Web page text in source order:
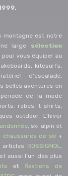
montagne est notre
large sélection
pour vous équiper au
kitesurfs,
d'escalade,
belles aventures en
de la mode
robes, t-shirts,
outdoor. L'hiver
, ski alpin et
chaussures de ski+
articles ROSSIGNOL,
aussi l’un des plus
et fixations de